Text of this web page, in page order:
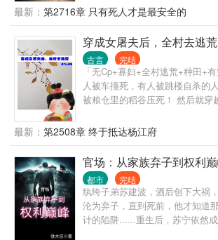
有官场博弈，有经济建设，有快
人生活。 第四，不是和尚文，不
女。 第五，重生者最大的优势，
每一次选择都是正确的。不但自
助领导选择正确。 一路正确，官
最新： 第2716章 只有死人才是最安全的
穿成女屠夫后，全村去逃荒
古言 完结
「无Cp+寡妇+全村逃荒+种田+
人被车撞死，有人被跳楼自杀的
被粮仓里的稻谷压死！ 然后就穿
剩女直接进级给人当祖母，白捡
大儿高大壮实如猩猩金刚， 二儿
儿平平无奇却心比天高， 大女儿
爆， 小女儿，唉，又矮又圆又懦
及悲春伤秋，村长家的孙子就跑
兵役。 寻找水源，赤手打虎，与
村找到一个安稳地方，大家齐心
富，努力奔小康。 多年以后，耄
最新： 第2508章 终于抵达杨江府
官场：从家族弃子到权利
都市 完结
纨绔子弟苏建波，酒后创下大祸
沦为弃子，直到死前，他才知道
计的陷阱......重生后，苏宁依然